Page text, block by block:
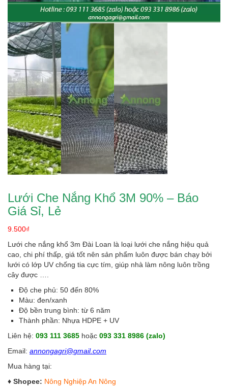
Lưới Che Nắng Khổ 3M 90% – Báo
Giá Sỉ, Lẻ
9.500₫
Lưới che nắng khổ 3m Đài Loan là loại lưới che nắng hiệu quả
cao, chi phí thấp, giá tốt nên sản phẩm luôn được bán chạy bởi
lưới có lớp UV chống tia cực tím, giúp nhà làm nông luôn trồng
cây được ….
Độ che phủ: 50 đến 80%
Màu: đen/xanh
Độ bền trung bình: từ 6 năm
Thành phần: Nhựa HDPE + UV
Liên hệ: 093 111 3685 hoặc 093 331 8986 (zalo)
Email: annongagri@gmail.com
Mua hàng tại:
♦ Shopee: Nông Nghiệp An Nông